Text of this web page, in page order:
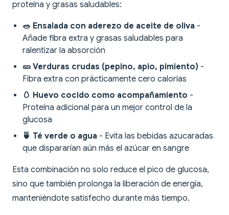
proteína y grasas saludables:
🥗 Ensalada con aderezo de aceite de oliva -
Añade fibra extra y grasas saludables para
ralentizar la absorción
🥒 Verduras crudas (pepino, apio, pimiento) -
Fibra extra con prácticamente cero calorías
🥚 Huevo cocido como acompañamiento -
Proteína adicional para un mejor control de la
glucosa
🍵 Té verde o agua - Evita las bebidas azucaradas
que dispararían aún más el azúcar en sangre
Esta combinación no solo reduce el pico de glucosa,
sino que también prolonga la liberación de energía,
manteniéndote satisfecho durante más tiempo.